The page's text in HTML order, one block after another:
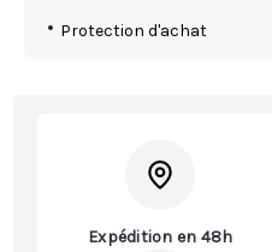
Protection d'achat
Expédition en 48h